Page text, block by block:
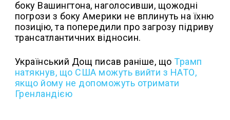
боку Вашингтона, наголосивши, щожодні
погрози з боку Америки не вплинуть на їхню
позицію, та попередили про загрозу підриву
трансатлантичних відносин.
Український Дощ писав раніше, що Трамп
натякнув, що США можуть вийти з НАТО,
якщо йому не допоможуть отримати
Гренландією